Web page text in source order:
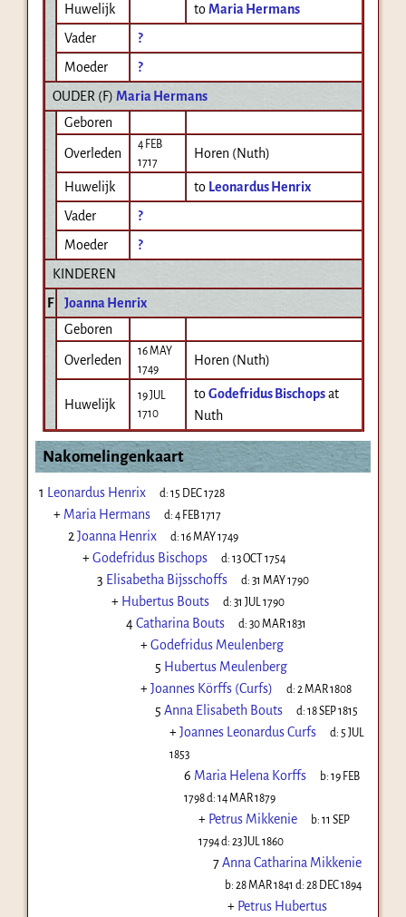
Huwelijk toMaria Hermans
Vader
?
Moeder
?
OUDER (F) Maria Hermans
Geboren
Overleden
4 FEB
1717
Horen (Nuth)
Huwelijk to Leonardus Henrix
Vader
?
Moeder
?
KINDEREN
F
Joanna Henrix
Geboren
Overleden
16 MAY
1749
Horen (Nuth)
Huwelijk
19 JUL
1710
toGodefridus Bischops at
Nuth
Nakomelingenkaart
1 Leonardus Henrix d:15 DEC 1728
+ Maria Hermans d:4 FEB 1717
2 Joanna Henrix d:16 MAY 1749
+Godefridus Bischops d:13 OCT 1754
3 Elisabetha Bijsschoffs d:31 MAY 1790
+ Hubertus Bouts d:31 JUL 1790
4Catharina Bouts d:30 MAR 1831
+Godefridus Meulenberg
5 Hubertus Meulenberg
+Joannes Körffs (Curfs) d:2 MAR 1808
5 Anna Elisabeth Bouts d:18 SEP 1815
+Joannes Leonardus Curfs d: 5 JUL
1853
6 Maria Helena Korffs b:19 FEB
1798d: 14 MAR 1879
+ Petrus Mikkenie b:11 SEP
1794d: 23 JUL 1860
7Anna Catharina Mikkenie
b:28 MAR 1841 d:28 DEC 1894
+ Petrus Hubertus